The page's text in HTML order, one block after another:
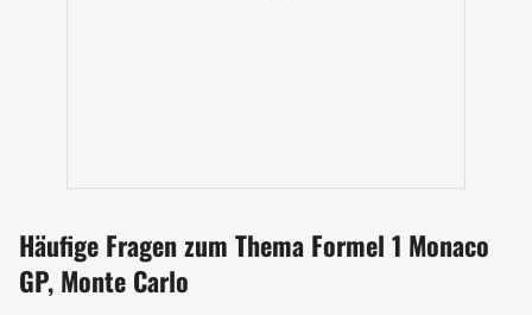
Grand Prix zu etwas Besonderem: das Ambiente, die
Historie und die anspruchsvollste aller Rennstrecken im
Kalender.
Häufige Fragen zum Thema Formel 1 Monaco
GP, Monte Carlo